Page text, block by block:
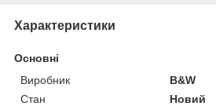
Характеристики
Основні
Виробник
B&W
Стан
Новий